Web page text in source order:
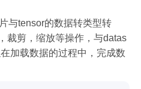
与tensor的数据转类型转
裁剪，缩放等操作，与datas
加载数据的过程中，完成数